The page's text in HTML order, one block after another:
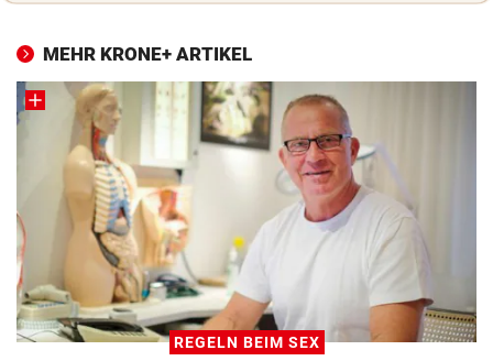
MEHR KRONE+ ARTIKEL
REGELN BEIM SEX